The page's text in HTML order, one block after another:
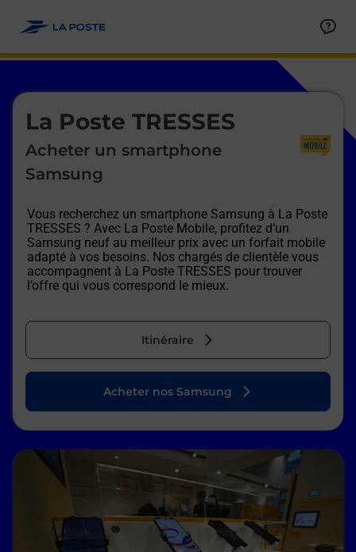
La Poste TRESSES
Acheter un smartphone
Samsung
Vous recherchez un smartphone Samsung à La Poste
TRESSES ? Avec La Poste Mobile, profitez d’un
Samsung neuf au meilleur prix avec un forfait mobile
adapté à vos besoins. Nos chargés de clientèle vous
accompagnent à La Poste TRESSES pour trouver
l’offre qui vous correspond le mieux.
Itinéraire
Le lien s'ouvre dans un nouvel onglet
Acheter nos Samsung